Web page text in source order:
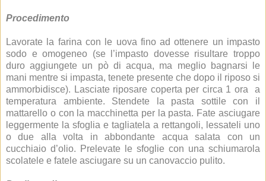
Procedimento
Lavorate la farina con le uova fino ad ottenere un impasto
sodo e omogeneo (se l’impasto dovesse risultare troppo
duro aggiungete un pò di acqua, ma meglio bagnarsi le
mani mentre si impasta, tenete presente che dopo il riposo si
ammorbidisce). Lasciate riposare coperta per circa 1 ora a
temperatura ambiente. Stendete la pasta sottile con il
mattarello o con la macchinetta per la pasta. Fate asciugare
leggermente la sfoglia e tagliatela a rettangoli, lessateli uno
o due alla volta in abbondante acqua salata con un
cucchiaio d’olio. Prelevate le sfoglie con una schiumarola
scolatele e fatele asciugare su un canovaccio pulito.